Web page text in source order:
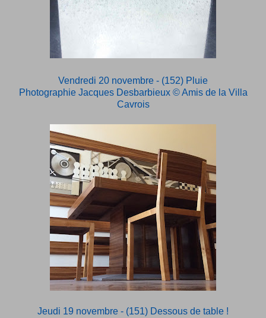
Vendredi 20 novembre - (152) Pluie
Photographie Jacques Desbarbieux © Amis de la Villa
Cavrois
Jeudi 19 novembre - (151) Dessous de table !